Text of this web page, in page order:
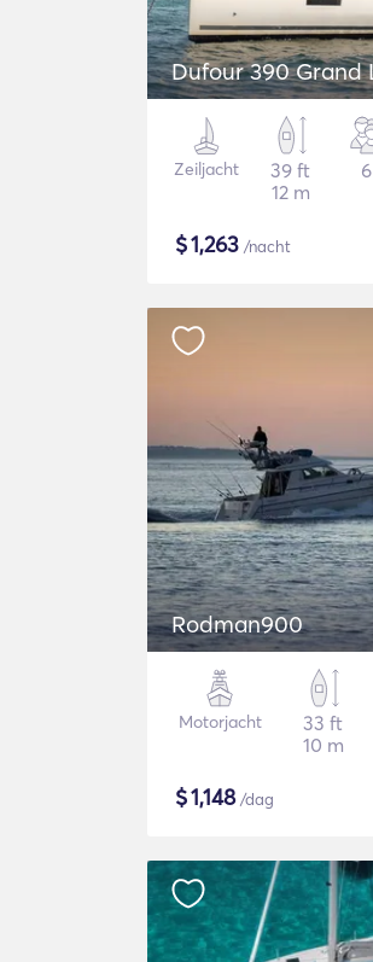
Dufour 390 Grand
Zeiljacht
39 ft
12 m
6
$1,263 /nacht
Rodman900
Motorjacht
33 ft
10 m
$1,148/dag